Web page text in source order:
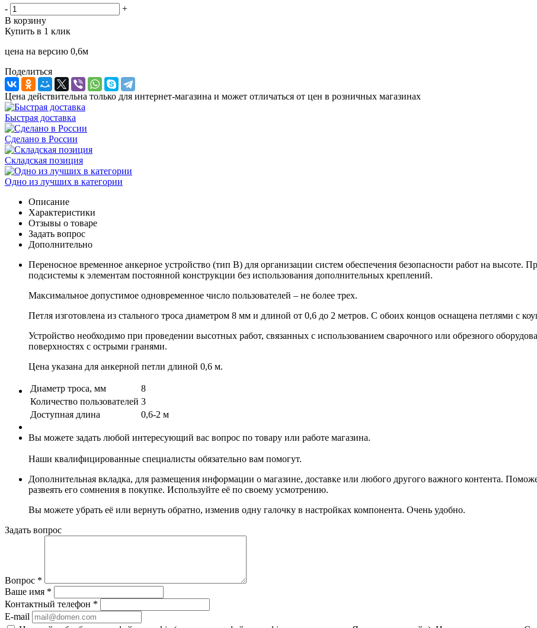
-
+
В корзину
Купить в 1 клик
цена на версию 0,6м
Поделиться
Цена действительна только для интернет-магазина и может отличаться от цен в розничных магазинах
Быстрая доставка
Сделано в России
Складская позиция
Одно из лучших в категории
Описание
Характеристики
Отзывы о товаре
Задать вопрос
Дополнительно
Переносное временное анкерное устройство (тип В) для организации систем обеспечения безопасности работ на высоте.
подсистемы к элементам постоянной конструкции без использования дополнительных креплений.
Максимальное допустимое одновременное число пользователей – не более трех.
Петля изготовлена из стального троса диаметром 8 мм и длиной от 0,6 до 2 метров. С обоих концов оснащена петлями с
Устройство необходимо при проведении высотных работ, связанных с использованием сварочного или обрезного
поверхностях с острыми гранями.
Цена указана для анкерной петли длиной 0,6 м.
Диаметр троса, мм
8
Количество пользователей 3
Доступная длина
0,6-2 м
Вы можете задать любой интересующий вас вопрос по товару или работе магазина.
Наши квалифицированные специалисты обязательно вам помогут.
Дополнительная вкладка, для размещения информации о магазине, доставке или любого другого важного контента.
развеять его сомнения в покупке. Используйте её по своему усмотрению.
Вы можете убрать её или вернуть обратно, изменив одну галочку в настройках компонента. Очень удобно.
Задать вопрос
Вопрос *
Ваше имя *
Контактный телефон *
E-mail